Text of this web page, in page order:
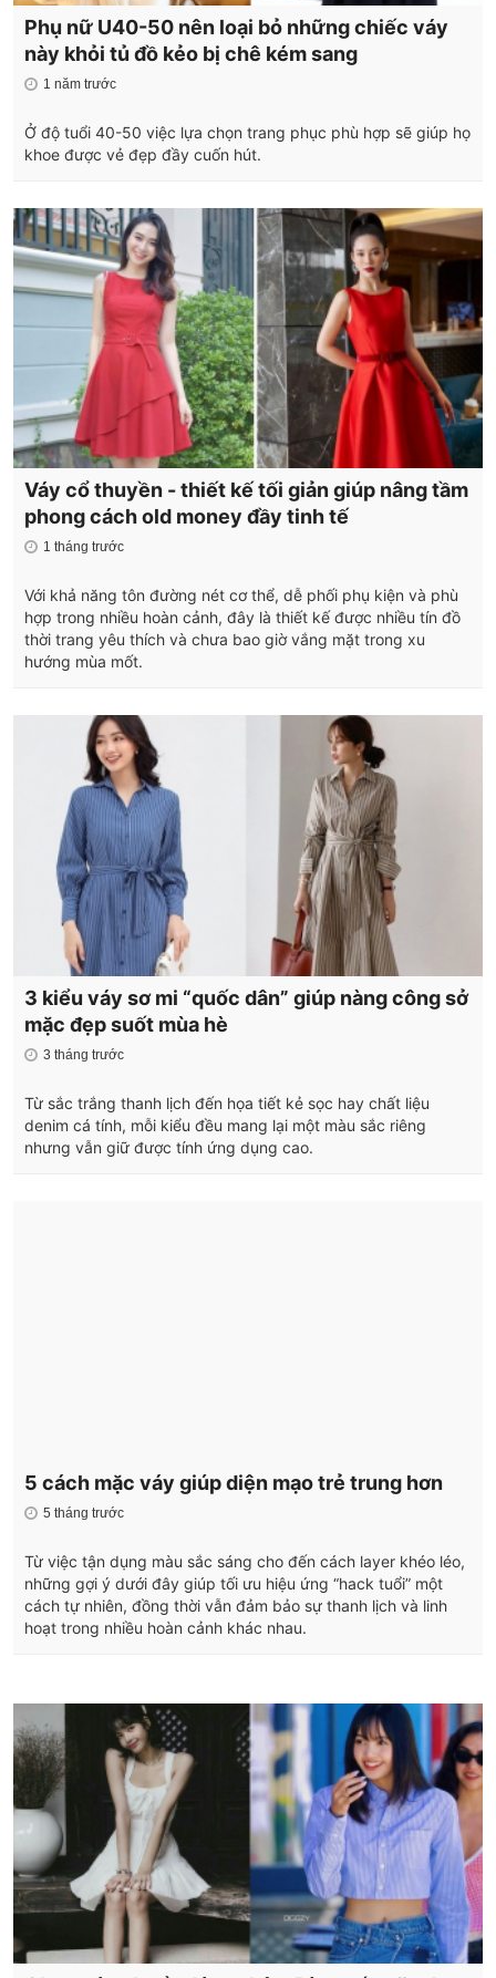
Phụ nữ U40-50 nên loại bỏ những chiếc váy
này khỏi tủ đồ kẻo bị chê kém sang
1 năm trước
Ở độ tuổi 40-50 việc lựa chọn trang phục phù hợp sẽ giúp họ
khoe được vẻ đẹp đầy cuốn hút.
Váy cổ thuyền - thiết kế tối giản giúp nâng tầm
phong cách old money đầy tinh tế
1 tháng trước
Với khả năng tôn đường nét cơ thể, dễ phối phụ kiện và phù
hợp trong nhiều hoàn cảnh, đây là thiết kế được nhiều tín đồ
thời trang yêu thích và chưa bao giờ vắng mặt trong xu
hướng mùa mốt.
3 kiểu váy sơ mi “quốc dân” giúp nàng công sở
mặc đẹp suốt mùa hè
3 tháng trước
Từ sắc trắng thanh lịch đến họa tiết kẻ sọc hay chất liệu
denim cá tính, mỗi kiểu đều mang lại một màu sắc riêng
nhưng vẫn giữ được tính ứng dụng cao.
5 cách mặc váy giúp diện mạo trẻ trung hơn
5 tháng trước
Từ việc tận dụng màu sắc sáng cho đến cách layer khéo léo,
những gợi ý dưới đây giúp tối ưu hiệu ứng “hack tuổi” một
cách tự nhiên, đồng thời vẫn đảm bảo sự thanh lịch và linh
hoạt trong nhiều hoàn cảnh khác nhau.